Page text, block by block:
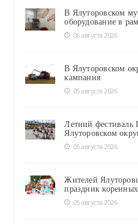
В Ялуторовском
оборудование в
06 августа 2026
В Ялуторовском
кампания
05 августа 2026
Летний фестиваль
Ялуторовском
05 августа 2026
Жителей
праздник
05 августа 2026